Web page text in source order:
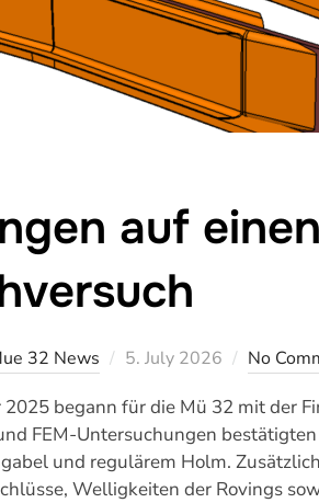
auf
32 News
Veröffentlicht
5. July 2026 No
begann für die Mü 32 mit der
FEM-Untersuchungen
und regulärem Holm.
Welligkeiten der Rovings